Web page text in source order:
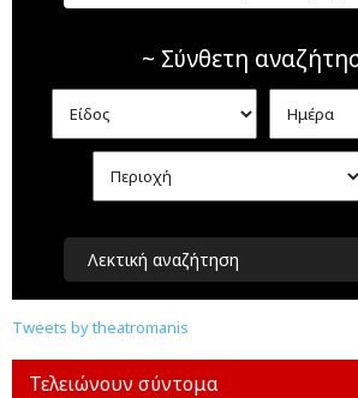
~ Σύνθετη
Λεκτική αναζήτηση
Tweets by theatromanis
Τελειώνουν σύντομα